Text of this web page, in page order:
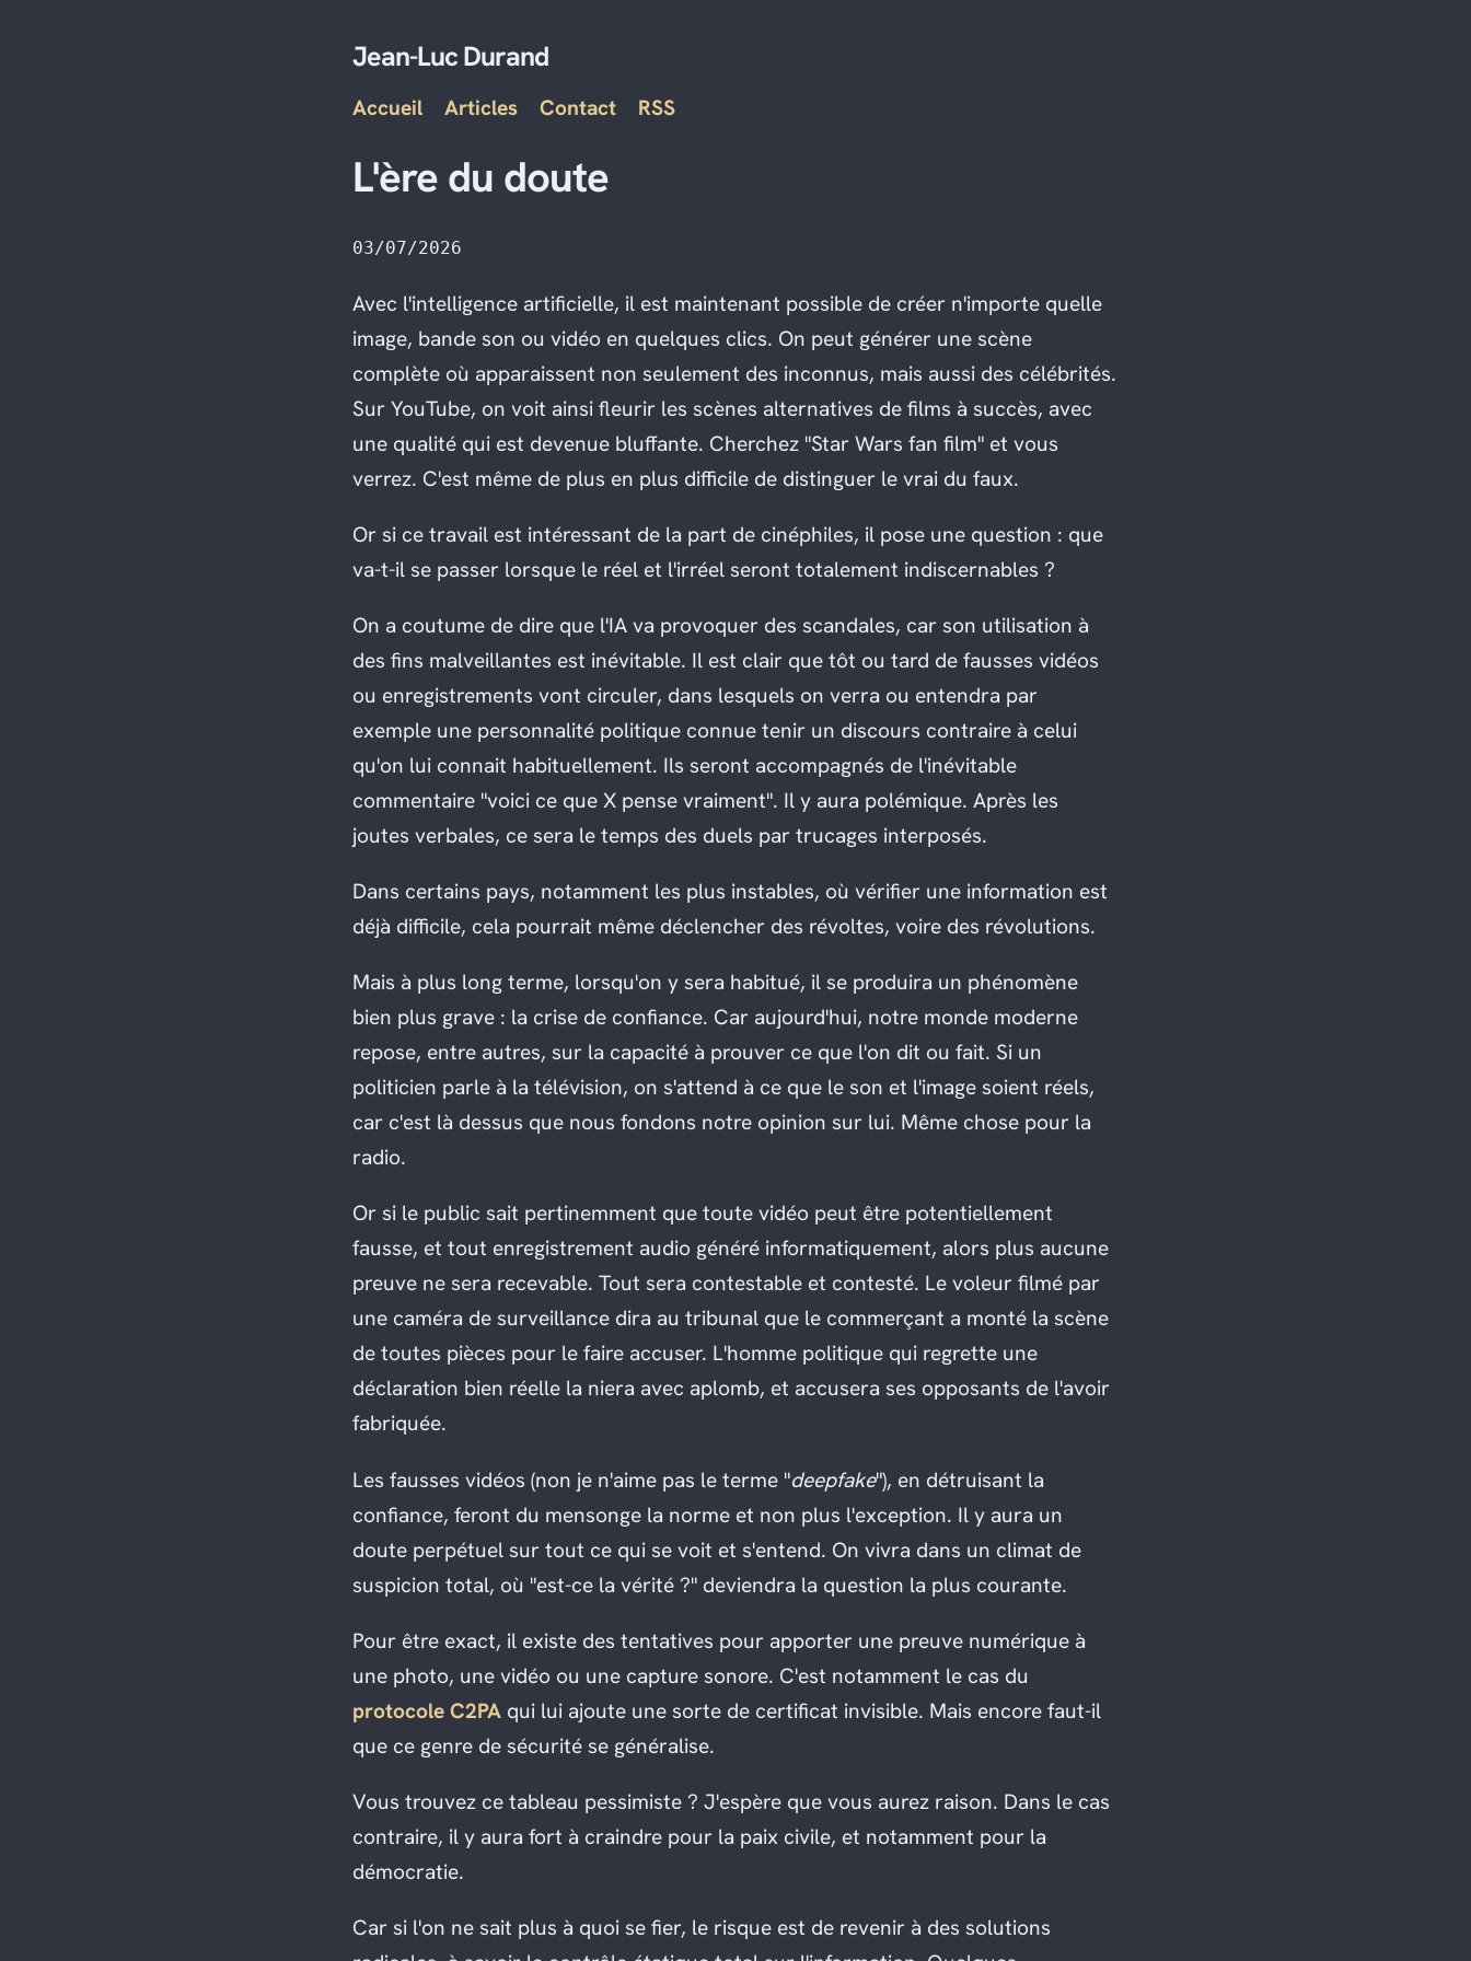
Jean-Luc Durand
Accueil Articles Contact RSS
L'ère du doute
03/07/2026
Avec l'intelligence artificielle, il est maintenant possible de créer n'importe quelle
image, bande son ou vidéo en quelques clics. On peut générer une scène
complète où apparaissent non seulement des inconnus, mais aussi des célébrités.
Sur YouTube, on voit ainsi fleurir les scènes alternatives de films à succès, avec
une qualité qui est devenue bluffante. Cherchez "Star Wars fan film" et vous
verrez. C'est même de plus en plus difficile de distinguer le vrai du faux.
Or si ce travail est intéressant de la part de cinéphiles, il pose une question : que
va-t-il se passer lorsque le réel et l'irréel seront totalement indiscernables ?
On a coutume de dire que l'IA va provoquer des scandales, car son utilisation à
des fins malveillantes est inévitable. Il est clair que tôt ou tard de fausses vidéos
ou enregistrements vont circuler, dans lesquels on verra ou entendra par
exemple une personnalité politique connue tenir un discours contraire à celui
qu'on lui connait habituellement. Ils seront accompagnés de l'inévitable
commentaire "voici ce que X pense vraiment". Il y aura polémique. Après les
joutes verbales, ce sera le temps des duels par trucages interposés.
Dans certains pays, notamment les plus instables, où vérifier une information est
déjà difficile, cela pourrait même déclencher des révoltes, voire des révolutions.
Mais à plus long terme, lorsqu'on y sera habitué, il se produira un phénomène
bien plus grave : la crise de confiance. Car aujourd'hui, notre monde moderne
repose, entre autres, sur la capacité à prouver ce que l'on dit ou fait. Si un
politicien parle à la télévision, on s'attend à ce que le son et l'image soient réels,
car c'est là dessus que nous fondons notre opinion sur lui. Même chose pour la
radio.
Or si le public sait pertinemment que toute vidéo peut être potentiellement
fausse, et tout enregistrement audio généré informatiquement, alors plus aucune
preuve ne sera recevable. Tout sera contestable et contesté. Le voleur filmé par
une caméra de surveillance dira au tribunal que le commerçant a monté la scène
de toutes pièces pour le faire accuser. L'homme politique qui regrette une
déclaration bien réelle la niera avec aplomb, et accusera ses opposants de l'avoir
fabriquée.
Les fausses vidéos (non je n'aime pas le terme "deepfake"), en détruisant la
confiance, feront du mensonge la norme et non plus l'exception. Il y aura un
doute perpétuel sur tout ce qui se voit et s'entend. On vivra dans un climat de
suspicion total, où "est-ce la vérité ?" deviendra la question la plus courante.
Pour être exact, il existe des tentatives pour apporter une preuve numérique à
une photo, une vidéo ou une capture sonore. C'est notamment le cas du
protocole C2PA qui lui ajoute une sorte de certificat invisible. Mais encore faut-il
que ce genre de sécurité se généralise.
Vous trouvez ce tableau pessimiste ? J'espère que vous aurez raison. Dans le cas
contraire, il y aura fort à craindre pour la paix civile, et notamment pour la
démocratie.
Car si l'on ne sait plus à quoi se fier, le risque est de revenir à des solutions